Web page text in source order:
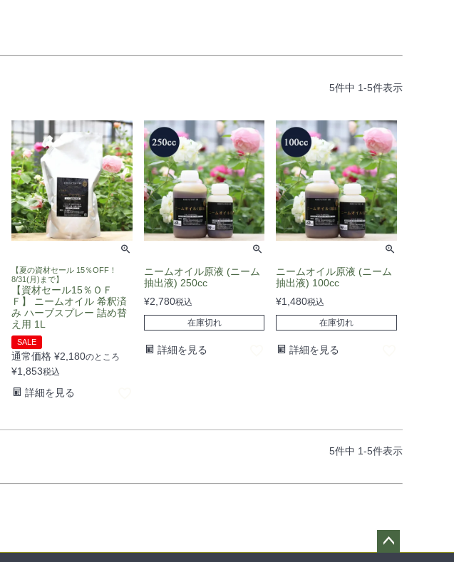
5件中 1-5件表示
【夏の資材セール 15％OFF！
8/31(月)まで】
【資材セール15％ＯＦ
Ｆ】 ニームオイル 希釈済
み ハーブスプレー 詰め替
え用 1L
SALE
通常価格 ¥2,180のところ
¥1,853税込
詳細を見る
ニームオイル原液 (ニーム
抽出液) 250cc
¥2,780税込
在庫切れ
詳細を見る
ニームオイル原液 (ニーム
抽出液) 100cc
¥1,480税込
在庫切れ
詳細を見る
5件中 1-5件表示